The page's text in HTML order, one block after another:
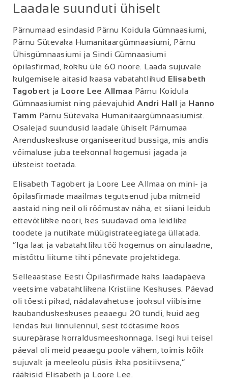
Laadale suunduti ühiselt
Pärnumaad esindasid Pärnu Koidula Gümnaasiumi,
Pärnu Sütevaka Humanitaargümnaasiumi, Pärnu
Ühisgümnaasiumi ja Sindi Gümnaasiumi
õpilasfirmad, kokku üle 60 noore. Laada sujuvale
kulgemisele aitasid kaasa vabatahtlikud Elisabeth
Tagobert ja Loore Lee Allmaa Pärnu Koidula
Gümnaasiumist ning päevajuhid Andri Hall ja Hanno
Tamm Pärnu Sütevaka Humanitaargümnaasiumist.
Osalejad suundusid laadale ühiselt Pärnumaa
Arenduskeskuse organiseeritud bussiga, mis andis
võimaluse juba teekonnal kogemusi jagada ja
üksteist toetada.
Elisabeth Tagobert ja Loore Lee Allmaa on mini- ja
õpilasfirmade maailmas tegutsenud juba mitmeid
aastaid ning neil oli rõõmustav näha, et siiani leidub
ettevõtlikke noori, kes suudavad oma leidlike
toodete ja nutikate müügistrateegiatega üllatada.
“Iga laat ja vabatahtliku töö kogemus on ainulaadne,
mistõttu liitume tihti põnevate projektidega.
Selleaastase Eesti Õpilasfirmade kaks laadapäeva
veetsime vabatahtlikena Kristiine Keskuses. Päevad
oli tõesti pikad, nädalavahetuse jooksul viibisime
kaubanduskeskuses peaaegu 20 tundi, kuid aeg
lendas kui linnulennul, sest töötasime koos
suurepärase korraldusmeeskonnaga. Isegi kui teisel
päeval oli meid peaaegu poole vähem, toimis kõik
sujuvalt ja meeleolu püsis ikka positiivsena,”
rääkisid Elisabeth ja Loore Lee.